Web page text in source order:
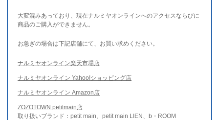
大変混みあっており、現在ナルミヤオンラインへのアクセスならびに
商品のご購入ができません。
お急ぎの場合は下記店舗にて、お買い求めください。
ナルミヤオンライン楽天市場店
ナルミヤオンライン Yahoo!ショッピング店
ナルミヤオンライン Amazon店
ZOZOTOWN petitmain店
取り扱いブランド：petit main、petit main LIEN、b・ROOM